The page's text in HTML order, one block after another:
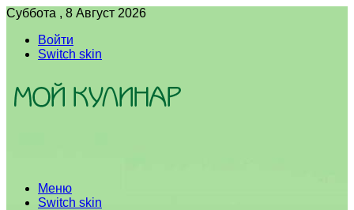
Суббота , 8 Август 2026
Войти
Switch skin
Меню
Switch skin